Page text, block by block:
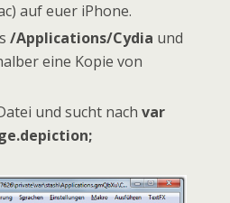
auf euer iPhone.
/Applications/Cydia und
eine Kopie von
und sucht nachvar